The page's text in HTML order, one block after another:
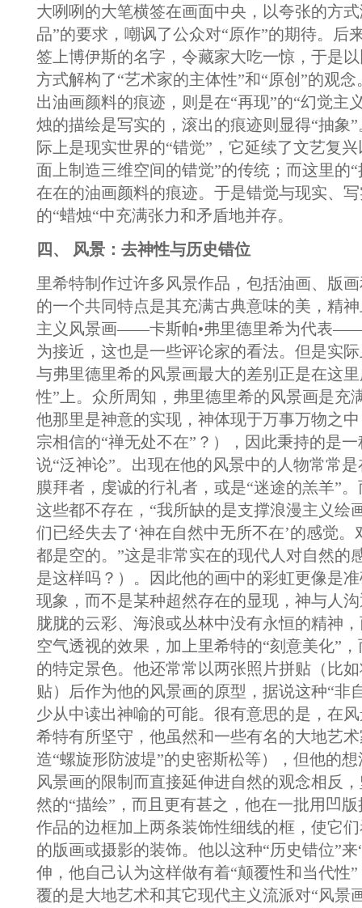
大咧咧的大笔横签在画面中央，以夸张的方
品”的要求，嘲讽了公众对“原作”的期待。后
签上博伊斯的名字，令藏家大吃一惊，于是
方式解构了“艺术家的主体性”和“原创”的观
出油画颜料的痕迹，则是在“再现”的“幻觉主
烛的描绘是写实的，滚出的痕迹则显得“抽象
际上是现实世界的“错觉”，它延续了文艺复
面上制造三维空间的错觉”的传统；而这里的
在在的油画颜料的痕迹。于是错觉与现实、
的“蜡烛“中充满张力和矛盾地并存。
四、 风景：去神性与历史错位
里希特制作过许多风景作品，包括油画、版
的一个共同特点是其充满古典意味的美，精
主义风景画——卡斯帕•弗里德里希为代表——
为接近，这也是一些评论家的看法。但是实
与弗里德里希的风景画最大的差别正是在这
性”上。众所周知，弗里德里希的风景画是充
他那里是神意的实现，神体现于万事万物之
宗相信的“禅无处不在”？），因此秉持的是一
说“泛神论”。出现在他的风景中的人物常常
膜拜者，虔诚的行礼者，或是“迷途的羔羊”
这些都不存在，“我所缺的是支撑浪漫主义绘
们已经失去了‘神在自然中无所不在’的感觉
都是空的。”这是非常实在的现代人对自然的
是这样吗？）。因此他的画中的彩虹更像是
现象，而不是某种超然存在的显现，神与人
胧胧的云彩、海浪或丛林中没有永恒的精神
空气透视的效果，加上里希特的“刻意美化”
的特定景色。他还常常以两张照片拼贴（比
贴）后作为他的风景画的原型，据说这种“非
少从中读出神喻的可能。很有意思的是，在
希特有所坚守，他虽然和一些有名的大地艺
造“螺旋形防波堤”的史密斯松等），但他的
风景画的限制而直接延伸进自然的观念相反
然的“描绘”，而且更有甚之，他在一批用凹
作品的边框加上两条装饰性细线的框，使它
的版画或摄影的装饰。他以这种“历史错位”
伸，他自己认为这样做有着“颠覆性和当代性
覆的是大地艺术和其它现代主义流派对“风景